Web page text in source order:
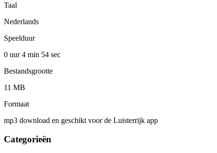
Taal
Nederlands
Speelduur
0 uur 4 min 54 sec
Bestandsgrootte
11 MB
Formaat
mp3 download en geschikt voor de Luisterrijk app
Categorieën